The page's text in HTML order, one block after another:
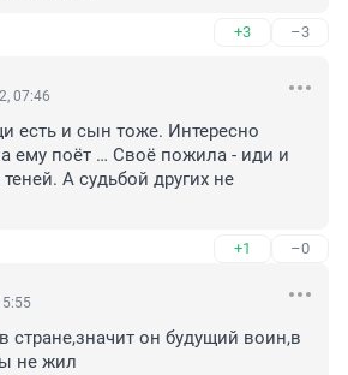
+3 –3
07:46
есть и сын тоже. Интересно
ему поёт … Своё пожила - иди и
А судьбой других не
+1 –0
стране,значит он будущий воин,в
не жил